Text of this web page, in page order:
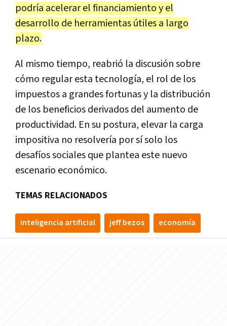
podría acelerar el financiamiento y el
desarrollo de herramientas útiles a largo
plazo.
Al mismo tiempo, reabrió la discusión sobre
cómo regular esta tecnología, el rol de los
impuestos a grandes fortunas y la distribución
de los beneficios derivados del aumento de
productividad. En su postura, elevar la carga
impositiva no resolvería por sí solo los
desafíos sociales que plantea este nuevo
escenario económico.
TEMAS RELACIONADOS
inteligencia artificial jeff bezos economía